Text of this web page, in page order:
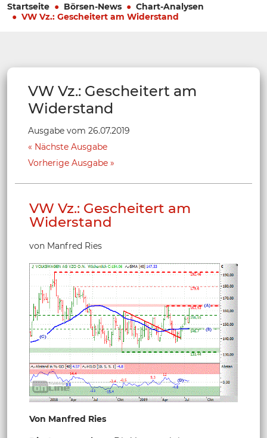
Startseite Börsen-News
Chart-Analysen
VW Vz.: Gescheitert am Widerstand
VW Vz.: Gescheitert am
Widerstand
Ausgabe vom 26.07.2019
Nächste Ausgabe
Vorherige Ausgabe
VW Vz.: Gescheitert am
Widerstand
von Manfred Ries
Von Manfred Ries